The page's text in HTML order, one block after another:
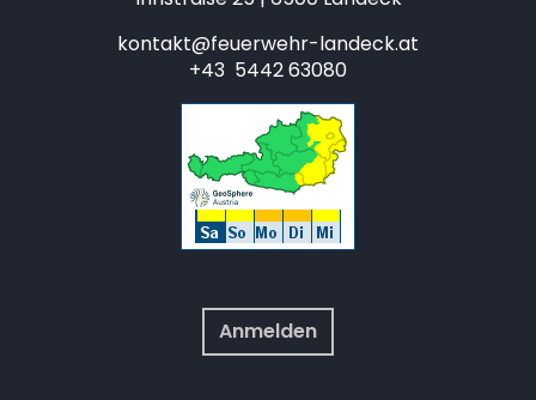
kontakt@feuerwehr-landeck.at
+43 5442 63080
Anmelden